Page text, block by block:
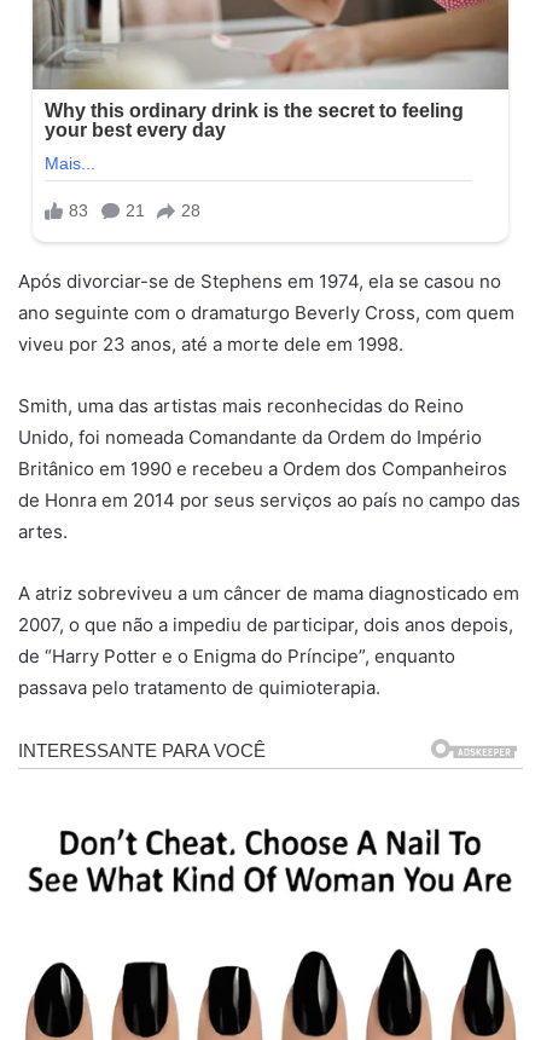
Após divorciar-se de Stephens em 1974, ela se casou no
ano seguinte com o dramaturgo Beverly Cross, com quem
viveu por 23 anos, até a morte dele em 1998.
Smith, uma das artistas mais reconhecidas do Reino
Unido, foi nomeada Comandante da Ordem do Império
Britânico em 1990 e recebeu a Ordem dos Companheiros
de Honra em 2014 por seus serviços ao país no campo das
artes.
A atriz sobreviveu a um câncer de mama diagnosticado em
2007, o que não a impediu de participar, dois anos depois,
de “Harry Potter e o Enigma do Príncipe”, enquanto
passava pelo tratamento de quimioterapia.